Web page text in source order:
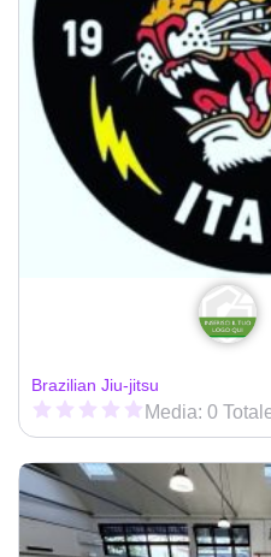
Brazilian Jiu-jitsu
Media: 0